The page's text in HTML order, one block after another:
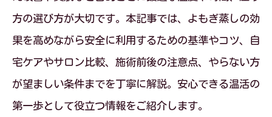
方の選び方が大切です。本記事では、よもぎ蒸しの効
果を高めながら安全に利用するための基準やコツ、自
宅ケアやサロン比較、施術前後の注意点、やらない方
が望ましい条件までを丁寧に解説。安心できる温活の
第一歩として役立つ情報をご紹介します。